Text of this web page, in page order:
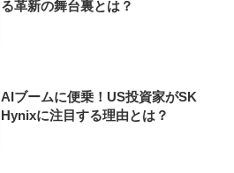
る革新の舞台裏とは？
AIブームに便乗！US投資家がSK
Hynixに注目する理由とは？